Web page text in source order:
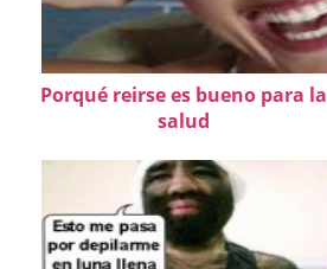
Porqué reirse es bueno para la
salud